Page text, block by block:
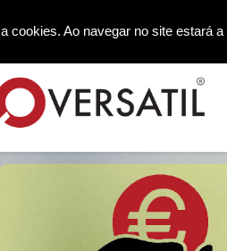
cookies. Ao navegar no site estará